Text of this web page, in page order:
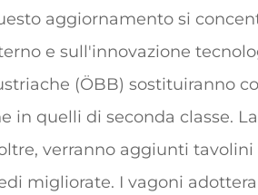
aggiornamento si
e sull'innovazione
(ÖBB) sostituiranno
in quelli di seconda classe.
verranno aggiunti
migliorate. I vagoni